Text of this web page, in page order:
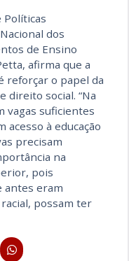
Políticas
dos
de Ensino
afirma que a
reforçar o papel da
direito social. “Na
vagas suficientes
acesso à educação
precisam
na
pois
antes eram
possam ter